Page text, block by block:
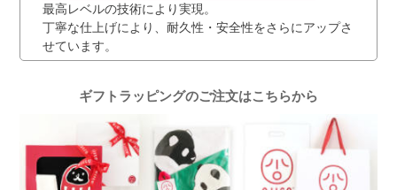
最高レベルの技術により実現。
丁寧な仕上げにより、耐久性・安全性をさらにアップさ
せています。
ギフトラッピングのご注文はこちらから